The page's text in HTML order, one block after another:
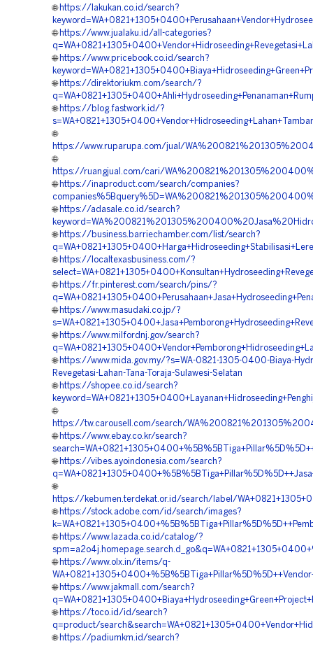
🌐 https://lakukan.co.id/search?
🌐 https://www.jualaku.id/all-categories?
🌐 https://www.pricebook.co.id/search?
🌐 https://direktoriukm.com/search/?
🌐 https://blog.fastwork.id/?
🌐
https://www.ruparupa.com/jual/
🌐
https://ruangjual.com/cari/
🌐 https://inaproduct.com/search/companies?
🌐 https://adasale.co.id/search?
🌐 https://business.barriechamber.com/list/search?
🌐 https://localtexasbusiness.com/?
🌐 https://fr.pinterest.com/search/pins/?
🌐 https://www.masudaki.co.jp/?
🌐 https://www.milfordnj.gov/search?
🌐 https://www.mida.gov.my/?s=WA-0821-1305-0400-Biaya-
Revegetasi-Lahan-Tana-Toraja-Sulawesi-Selatan
🌐 https://shopee.co.id/search?
🌐
https://tw.carousell.com/search/
🌐 https://www.ebay.co.kr/search?
🌐 https://vibes.ayoindonesia.com/search?
🌐
https://kebumen.terdekat.or.id/search/label/
🌐 https://stock.adobe.com/id/search/images?
🌐 https://www.lazada.co.id/catalog/?
🌐 https://www.olx.in/items/q-
🌐 https://www.jakmall.com/search?
🌐 https://toco.id/id/search?
q=product/
🌐 https://padiumkm.id/search?